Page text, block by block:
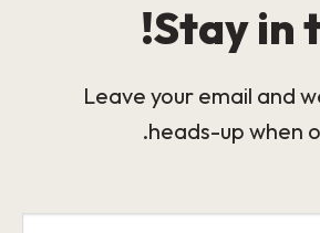
Stay in
Leave your email and
heads-up when